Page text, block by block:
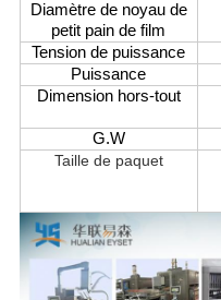
Diamètre de noyau de
petit pain de film
Tension de puissance
Puissance
Dimension hors-tout
G.W
Taille de paquet